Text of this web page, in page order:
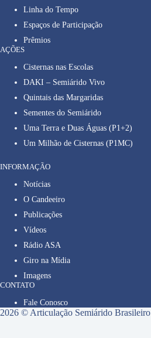
Linha do Tempo
Espaços de Participação
Prêmios
AÇÕES
Cisternas nas Escolas
DAKI – Semiárido Vivo
Quintais das Margaridas
Sementes do Semiárido
Uma Terra e Duas Águas (P1+2)
Um Milhão de Cisternas (P1MC)
INFORMAÇÃO
Notícias
O Candeeiro
Publicações
Vídeos
Rádio ASA
Giro na Mídia
Imagens
CONTATO
Fale Conosco
2026 © Articulação Semiárido Brasileiro